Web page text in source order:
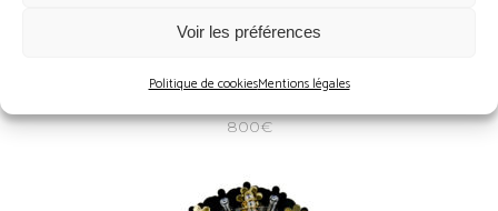
Voir les préférences
Politique de cookiesMentions légales
GILDA – NOIR CRISTAL – BOUCLES
800€